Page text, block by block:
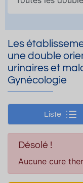
Les
une double
urinaires et
Gynécologie
Liste
Désolé !
Aucune cure